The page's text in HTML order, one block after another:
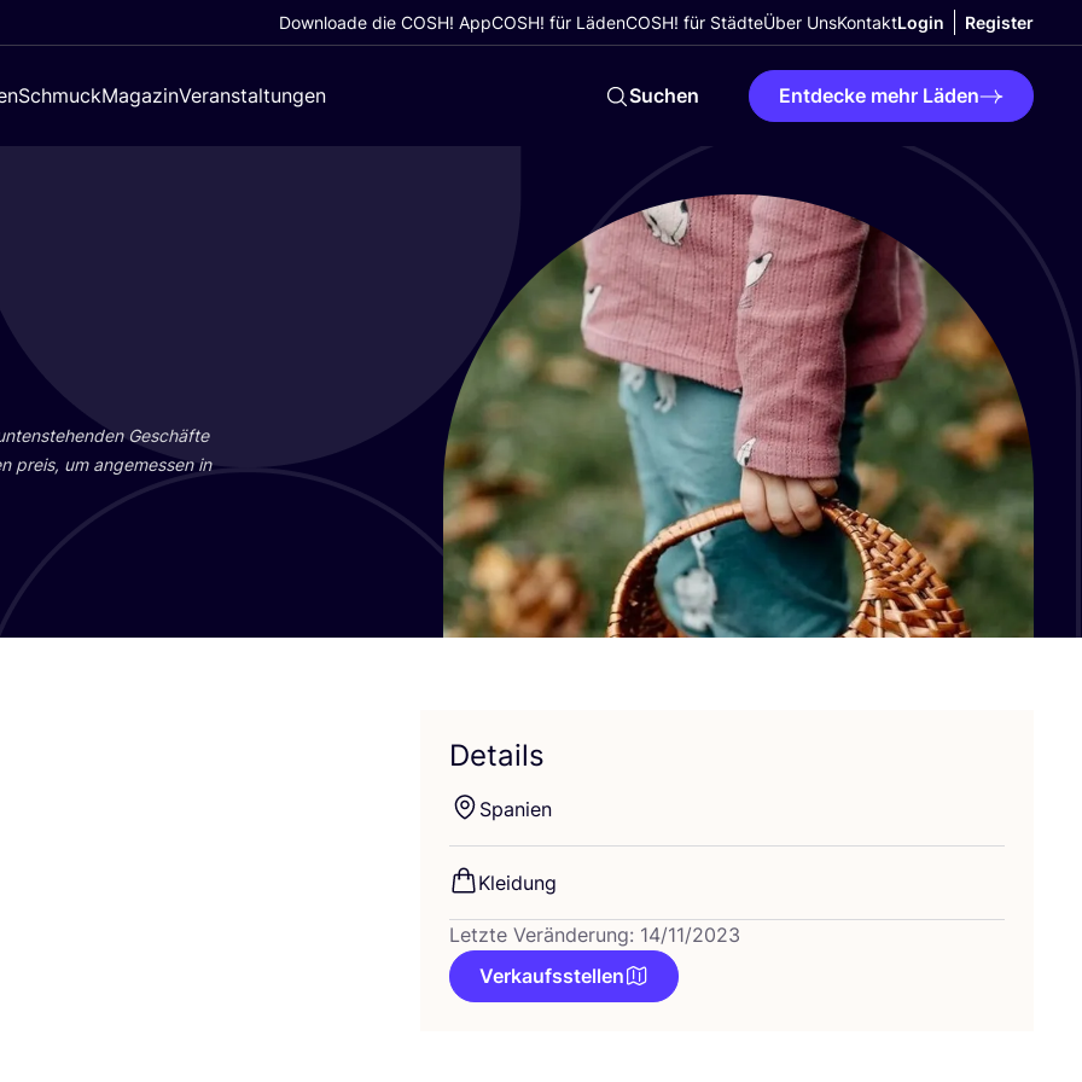
Downloade die COSH! AppCOSH! für LädenCOSH! für StädteÜber UnsKontaktLogin Register
SchmuckMagazinVeranstaltungen Suchen Entdecke mehr Läden
Geschäf­te
preis, um ange­mes­sen in
Details
Spa­ni­en
Klei­dung
Letzte Veränderung: 14/11/2023
Verkaufsstellen